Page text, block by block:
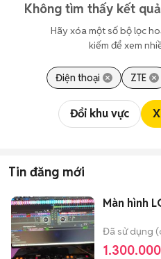
Không tìm thấy kết
Hãy xóa một số bộ lọc
kiếm để xem
Điện thoại ZTE
Đổi khu vực
Tin đăng mới
Màn hình
Đã sử dụng